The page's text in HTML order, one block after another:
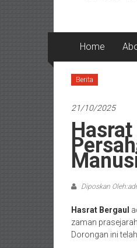
Home
Berita
21/10/2025
Diposkan
Hasrat Bergaul
zaman
Dorongan ini